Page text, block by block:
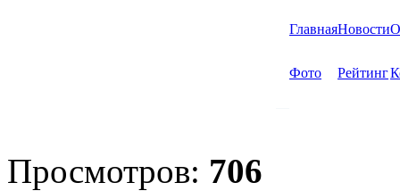
ГлавнаяНовости
Фото Рейтинг
Просмотров: 706